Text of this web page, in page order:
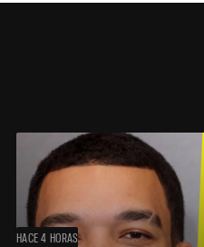
HACE 4 HORAS